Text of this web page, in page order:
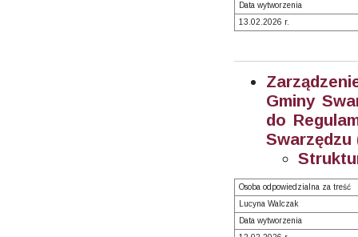
Data wytworzenia
13.02.2026 r.
Gminy
do
Swarzędzu
Osoba odpowiedzialna za treść
Lucyna Walczak
Data wytworzenia